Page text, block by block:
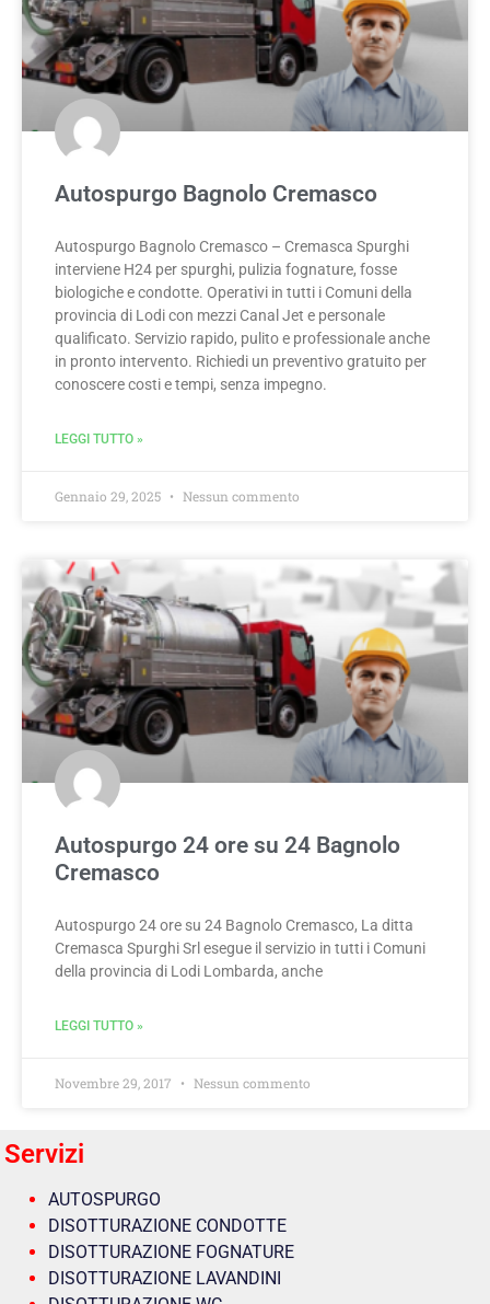
Autospurgo Bagnolo Cremasco
Autospurgo Bagnolo Cremasco – Cremasca Spurghi
interviene H24 per spurghi, pulizia fognature, fosse
biologiche e condotte. Operativi in tutti i Comuni della
provincia di Lodi con mezzi Canal Jet e personale
qualificato. Servizio rapido, pulito e professionale anche
in pronto intervento. Richiedi un preventivo gratuito per
conoscere costi e tempi, senza impegno.
LEGGI TUTTO »
Gennaio 29, 2025 Nessun commento
Autospurgo 24 ore su 24 Bagnolo
Cremasco
Autospurgo 24 ore su 24 Bagnolo Cremasco, La ditta
Cremasca Spurghi Srl esegue il servizio in tutti i Comuni
della provincia di Lodi Lombarda, anche
LEGGI TUTTO »
Novembre 29, 2017 Nessun commento
Servizi
AUTOSPURGO
DISOTTURAZIONE CONDOTTE
DISOTTURAZIONE FOGNATURE
DISOTTURAZIONE LAVANDINI